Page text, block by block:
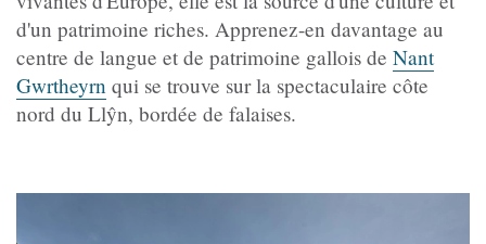
d'un patrimoine riches. Apprenez-en davantage au
centre de langue et de patrimoine gallois de Nant
Gwrtheyrn qui se trouve sur la spectaculaire côte
nord du Llŷn, bordée de falaises.